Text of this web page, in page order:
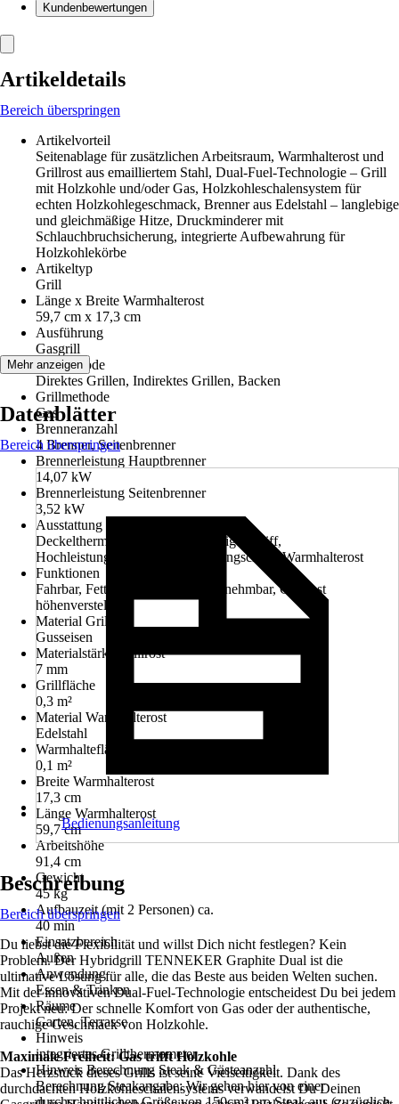
Kundenbewertungen
Artikeldetails
Bereich überspringen
Artikelvorteil
Seitenablage für zusätzlichen Arbeitsraum, Warmhalterost und
Grillrost aus emailliertem Stahl, Dual-Fuel-Technologie – Grill
mit Holzkohle und/oder Gas, Holzkohleschalensystem für
echten Holzkohlegeschmack, Brenner aus Edelstahl – langlebige
und gleichmäßige Hitze, Druckminderer mit
Schlauchbruchsicherung, integrierte Aufbewahrung für
Holzkohlekörbe
Artikeltyp
Grill
Länge x Breite Warmhalterost
59,7 cm x 17,3 cm
Ausführung
Gasgrill
Garmethode
Direktes Grillen, Indirektes Grillen, Backen
Grillmethode
Gas
Brenneranzahl
4 Brenner, Seitenbrenner
Brennerleistung Hauptbrenner
14,07 kW
Brennerleistung Seitenbrenner
3,52 kW
Ausstattung
Deckelthermometer, Hitzebeständiger Griff,
Hochleistungshitzezone, Fettauffangschale, Warmhalterost
Funktionen
Fahrbar, Fettauffangschale herausnehmbar, Grillrost
höhenverstellbar
Material Grillrost
Gusseisen
Materialstärke Grillrost
7 mm
Grillfläche
0,3 m²
Material Warmhalterost
Edelstahl
Warmhaltefläche
0,1 m²
Breite Warmhalterost
17,3 cm
Länge Warmhalterost
59,7 cm
Arbeitshöhe
91,4 cm
Gewicht
45 kg
Aufbauzeit (mit 2 Personen) ca.
40 min
Einsatzbereich
Außen
Anwendung
Essen & Trinken
Räume
Garten, Terrasse
Hinweis
integriertes Grillthermometer
Hinweis Berechnung Steak & Gästeanzahl
Berechnung Steakangabe: Wir gehen hier von einer
Mehr anzeigen
Datenblätter
Bereich überspringen
Bedienungsanleitung
Beschreibung
Bereich überspringen
Du liebst die Flexibilität und willst Dich nicht festlegen? Kein
Problem. Der Hybridgrill TENNEKER Graphite Dual ist die
ultimative Lösung für alle, die das Beste aus beiden Welten suchen.
Mit der innovativen Dual-Fuel-Technologie entscheidest Du bei jedem
Projekt neu: Der schnelle Komfort von Gas oder der authentische,
rauchige Geschmack von Holzkohle.
Maximale Freiheit: Gas trifft Holzkohle
Das Herzstück dieses Grills ist seine Vielseitigkeit. Dank des
durchdachten Holzkohleschalensystems verwandelst Du Deinen